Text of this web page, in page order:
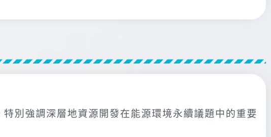
別強調深層地資源開發在能源環境永續議題中的重要